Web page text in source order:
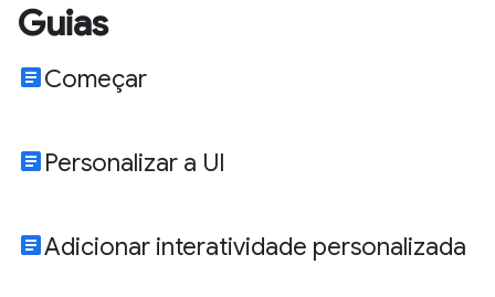
Guias
articleComeçar
article Personalizar a UI
articleAdicionar interatividade personalizada